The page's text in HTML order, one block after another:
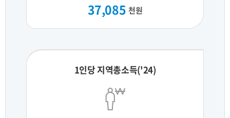
37,085 천원
1인당 지역총소득('24)